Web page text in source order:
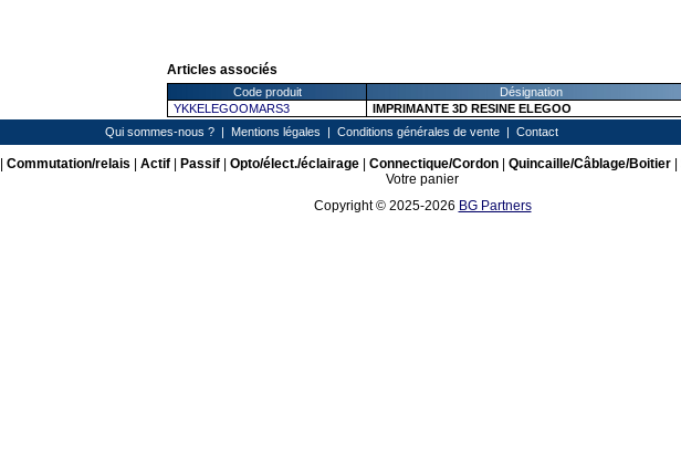
Articles associés
Code produit Désignation
YKKELEGOOMARS3
IMPRIMANTE 3D RESINE ELEGOO
Qui sommes-nous ? | Mentions légales | Conditions générales de vente | Contact
Commutation/relais Actif| Passif| Opto/élect./éclairage| Connectique/Cordon| Quincaille/Câblage/Boitier|
Votre panier
Copyright © 2025-2026 BG Partners